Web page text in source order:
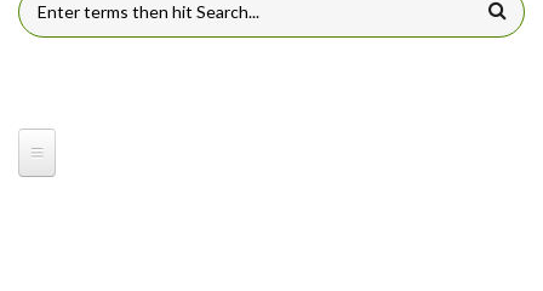
FORMULÁRIO DE BUSCA